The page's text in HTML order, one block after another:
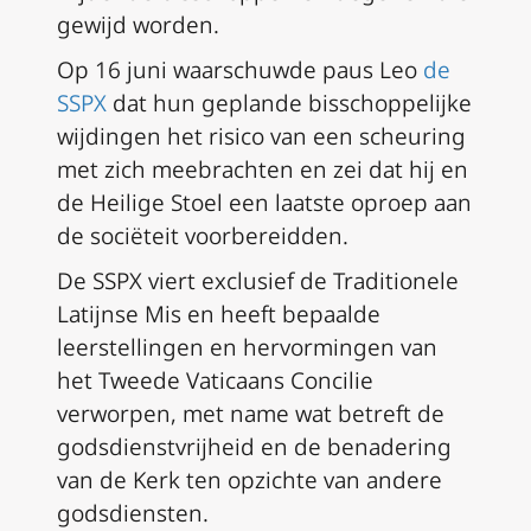
gewijd worden.
Op 16 juni waarschuwde paus Leo de
SSPX dat hun geplande bisschoppelijke
wijdingen het risico van een scheuring
met zich meebrachten en zei dat hij en
de Heilige Stoel een laatste oproep aan
de sociëteit voorbereidden.
De SSPX viert exclusief de Traditionele
Latijnse Mis en heeft bepaalde
leerstellingen en hervormingen van
het Tweede Vaticaans Concilie
verworpen, met name wat betreft de
godsdienstvrijheid en de benadering
van de Kerk ten opzichte van andere
godsdiensten.